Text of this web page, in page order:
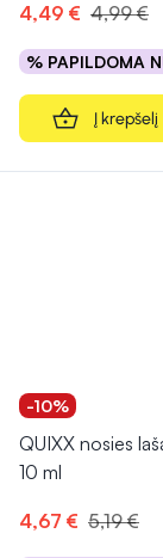
4,49 € 4,99 €
% PAPILDOMA
Į krepšelį
-10%
QUIXX nosies
10 ml
4,67 € 5,19 €